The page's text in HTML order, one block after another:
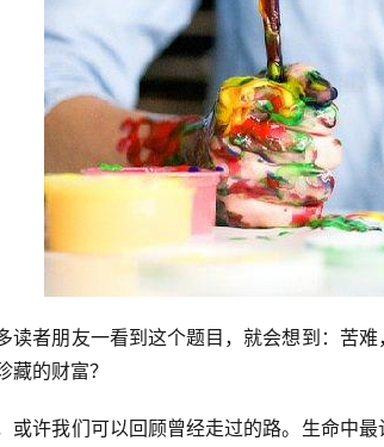
读者朋友一看到这个题目，就会想到：苦
藏的财富？
或许我们可以回顾曾经走过的路。生命中